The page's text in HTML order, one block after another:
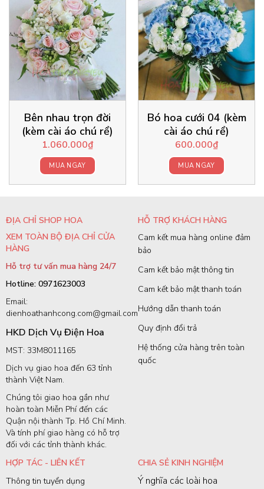
Bên nhau trọn đời
(kèm cài áo chú rể)
1.060.000₫
MUA NGAY
Bó hoa cưới 04 (kèm
cài áo chú rể)
600.000₫
MUA NGAY
ĐỊA CHỈ SHOP HOA
XEM TOÀN BỘ ĐỊA CHỈ CỬA
HÀNG
Hỗ trợ tư vấn mua hàng 24/7
Hotline: 0971623003
Email:
dienhoathanhcong.com@gmail.com
HKD Dịch Vụ Điện Hoa
MST: 33M8011165
Dịch vụ giao hoa đến 63 tỉnh
thành Việt Nam.
Chúng tôi giao hoa gần như
hoàn toàn Miễn Phí đến các
Quận nội thành Tp. Hồ Chí Minh.
Và tính phí giao hàng có hỗ trợ
đối với các tỉnh thành khác.
HỖ TRỢ KHÁCH HÀNG
Cam kết mua hàng online đảm
bảo
Cam kết bảo mật thông tin
Cam kết bảo mật thanh toán
Hướng dẫn thanh toán
Quy định đổi trả
Hệ thống cửa hàng trên toàn
quốc
HỢP TÁC - LIÊN KẾT
Thông tin tuyển dụng
CHIA SẺ KINH NGHIỆM
Ý nghĩa các loài hoa